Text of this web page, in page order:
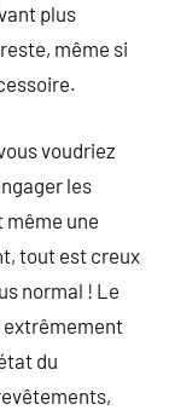
plus
même si
voudriez
les
même une
tout est creux
normal ! Le
extrêmement
du